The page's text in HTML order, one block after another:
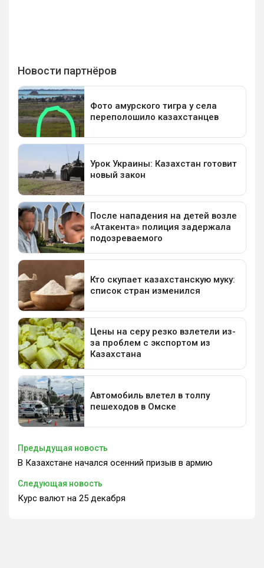
Предыдущая новость
В Казахстане начался осенний призыв в армию
Следующая новость
Курс валют на 25 декабря